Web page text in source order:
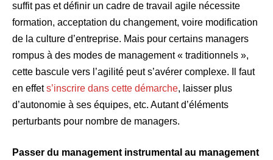
suffit pas et définir un cadre de travail agile nécessite
formation, acceptation du changement, voire modification
de la culture d’entreprise. Mais pour certains managers
rompus à des modes de management « traditionnels »,
cette bascule vers l’agilité peut s’avérer complexe. Il faut
en effets’inscrire dans cette démarche, laisser plus
d’autonomie à ses équipes, etc. Autant d’éléments
perturbants pour nombre de managers.
Passer du management instrumental au management